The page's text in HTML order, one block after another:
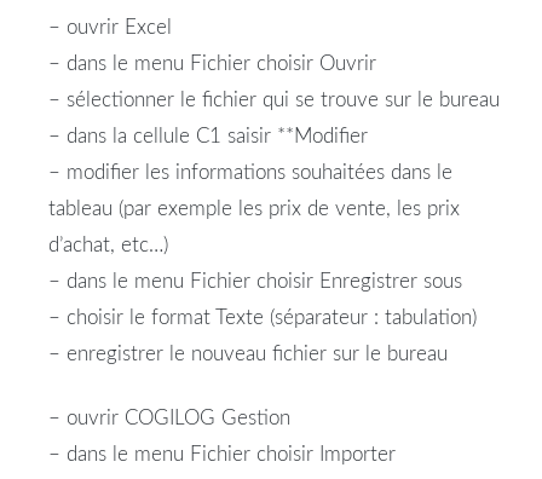
– ouvrir Excel
– dans le menu Fichier choisir Ouvrir
– sélectionner le fichier qui se trouve sur le bureau
– dans la cellule C1 saisir **Modifier
– modifier les informations souhaitées dans le
tableau (par exemple les prix de vente, les prix
d’achat, etc…)
– dans le menu Fichier choisir Enregistrer sous
– choisir le format Texte (séparateur : tabulation)
– enregistrer le nouveau fichier sur le bureau
– ouvrir COGILOG Gestion
– dans le menu Fichier choisir Importer